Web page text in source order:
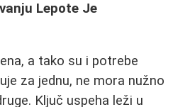
Lepote Je
a tako su i potrebe
za jednu, ne mora nužno
Ključ uspeha leži u